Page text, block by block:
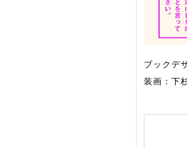
ブックデ
装画：下